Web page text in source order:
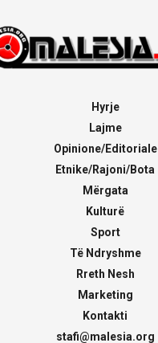
Hyrje
Lajme
Opinione/Editoriale
Etnike/Rajoni/Bota
Mërgata
Kulturë
Sport
Të Ndryshme
Rreth Nesh
Marketing
Kontakti
stafi@malesia.org